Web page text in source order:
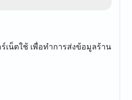
เน็ตใช้ เพื่อทำการส่งข้อมูลร้าน